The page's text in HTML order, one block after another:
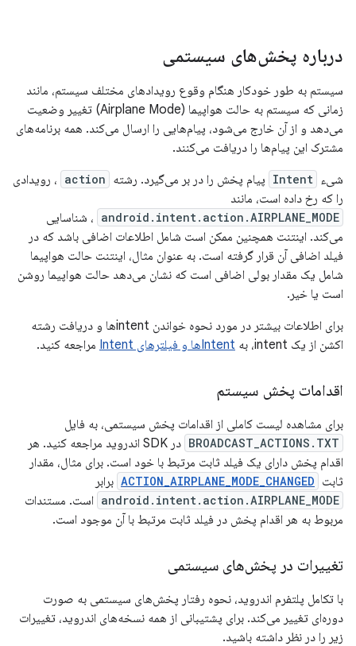
درباره پخش‌های سیستمی
سیستم به طور خودکار هنگام وقوع رویدادهای مختلف سیستم، مانند
زمانی که سیستم به حالت هواپیما (Airplane Mode) تغییر وضعیت
می‌دهد و از آن خارج می‌شود، پیام‌هایی را ارسال می‌کند. همه برنامه‌های
مشترک این پیام‌ها را دریافت می‌کنند.
شیء Intent پیام پخش را در بر می‌گیرد. رشته action ، رویدادی
را که رخ داده است، مانند
android.intent.action.AIRPLANE_MODE ، شناسایی
می‌کند. اینتنت همچنین ممکن است شامل اطلاعات اضافی باشد که در
فیلد اضافی آن قرار گرفته است. به عنوان مثال، اینتنت حالت هواپیما
شامل یک مقدار بولی اضافی است که نشان می‌دهد حالت هواپیما روشن
است یا خیر.
برای اطلاعات بیشتر در مورد نحوه خواندن intentها و دریافت رشته
اکشن از یک intent، به
Intentها و فیلترهای Intent مراجعه کنید.
اقدامات پخش سیستم
برای مشاهده لیست کاملی از اقدامات پخش سیستمی، به فایل
BROADCAST_ACTIONS.TXT
در SDK اندروید مراجعه کنید. هر
اقدام پخش دارای یک فیلد ثابت مرتبط با خود است. برای مثال، مقدار
ثابت ACTION_AIRPLANE_MODE_CHANGED برابر
android.intent.action.AIRPLANE_MODE است. مستندات
مربوط به هر اقدام پخش در فیلد ثابت مرتبط با آن موجود است.
تغییرات در پخش‌های سیستمی
با تکامل پلتفرم اندروید، نحوه رفتار پخش‌های سیستمی به صورت
دوره‌ای تغییر می‌کند. برای پشتیبانی از همه نسخه‌های اندروید، تغییرات
زیر را در نظر داشته باشید.